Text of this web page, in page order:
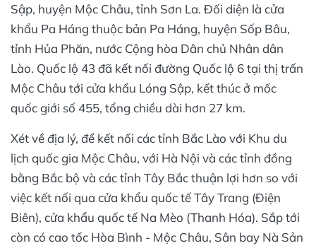
Sập, huyện Mộc Châu, tỉnh Sơn La. Đối diện là cửa
khẩu Pa Háng thuộc bản Pa Háng, huyện Sốp Bâu,
tỉnh Hủa Phăn, nước Cộng hòa Dân chủ Nhân dân
Lào. Quốc lộ 43 đã kết nối đường Quốc lộ 6 tại thị trấn
Mộc Châu tới cửa khẩu Lóng Sập, kết thúc ở mốc
quốc giới số 455, tổng chiều dài hơn 27 km.
Xét về địa lý, để kết nối các tỉnh Bắc Lào với Khu du
lịch quốc gia Mộc Châu, với Hà Nội và các tỉnh đồng
bằng Bắc bộ và các tỉnh Tây Bắc thuận lợi hơn so với
việc kết nối qua cửa khẩu quốc tế Tây Trang (Điện
Biên), cửa khẩu quốc tế Na Mèo (Thanh Hóa). Sắp tới
còn có cao tốc Hòa Bình - Mộc Châu, Sân bay Nà Sản